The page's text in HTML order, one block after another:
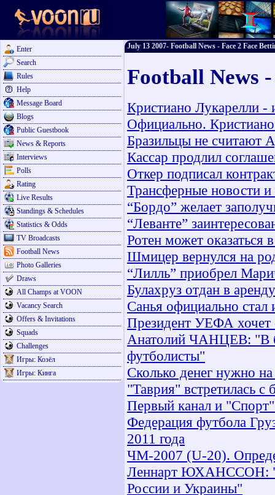
Enter
Search
Rules
Help
Message Board
Blogs
Public Guestbook
News & Reports
Interviews
Polls
Rating
Live Results
Standings & Schedules
Statistics & Odds
TV Broadcasts
Football News
Photo Galleries
Draws
All Champs at VOON
Vacancy Search
Offers & Invitations
Squads
Challenges
Игры: Козёл
Игры: Кинга
July 13 2007- Football News - Face 2 Face
Football News
Кристиано Лукарелли -
Официально.
Бразильцы не считают
Кассар продлил
Откер подписал
Трансферные новости
“Бордо” желает
“Леванте”
Ротен может оказаться
Шмицер вернулся на
“Лилль” приобрел
Булахруз отдан в
Санья официально стал
Президент УЕФА хочет
Анатолий ЧАНЦЕВ: "В
футболисты"
Сколько денег нужно
"Таврия" встретилась с
Первый канал и
Федерация футбола
2011 года
ЧМ-2007 (U-20).
Леннарт ЮХАНССОН:
России и Украины"